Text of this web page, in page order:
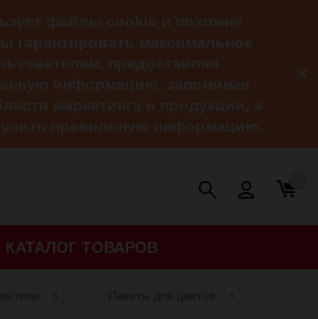
файлы cookie и похожие
гарантировать максимальное
предоставляя
информацию, запоминая
маркетинга и продукции, а
правильную информацию.
КАТАЛОГ ТОВАРОВ